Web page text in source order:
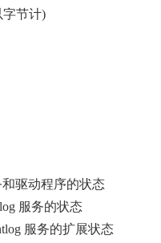
节计)
动程序的状态
服务的状态
服务的扩展状态